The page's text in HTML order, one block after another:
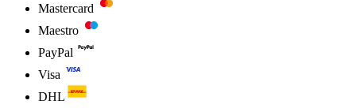
Mastercard
Maestro
PayPal
Visa
DHL